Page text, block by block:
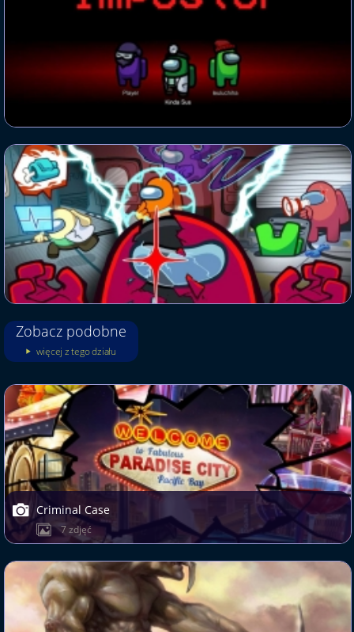
Zobacz podobne
więcej z tego działu
Criminal Case
7 zdjęć